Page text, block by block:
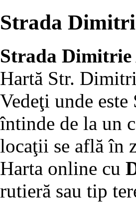
Strada
Strada Dimitrie
Hartă Str.
Vedeţi unde
întinde de la un
locaţii se află în
Harta online cu
rutieră sau tip